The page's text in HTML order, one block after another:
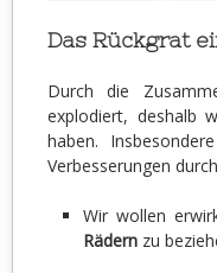
Das Rückgrat
Durch die
explodiert, deshalb
haben.
Verbesserungen
Wir wollen
Rädern zu